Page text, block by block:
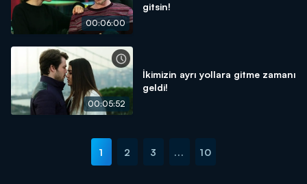
00:06:00
gitsin!
00:05:52
İkimizin ayrı yollara gitme zamanı
geldi!
1 2 3 ... 10